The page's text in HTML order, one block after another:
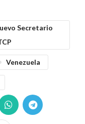
Secretario
Venezuela